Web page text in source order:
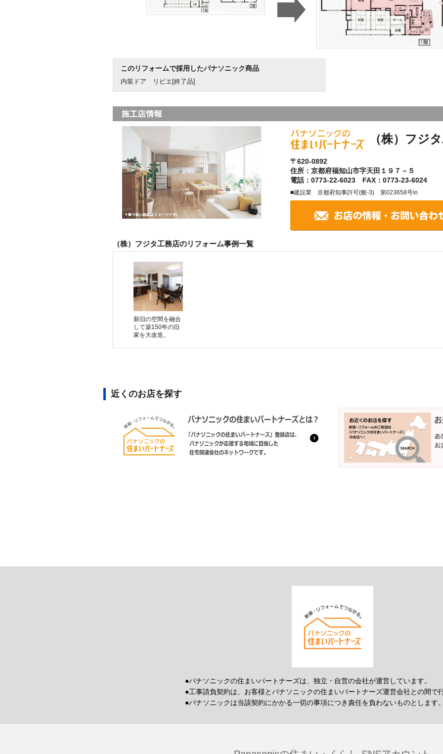
このリフォームで採用したパナソニック商品
内装ドア リビエ[終了品]
（株）フジ
〒620-0892
住所：京都府福知山市字天田１９７－５
電話：0773-22-6023 FAX：0773-23-6024
■建設業 京都府知事許可(般-3) 第023658号\n
（株）フジタ工務店のリフォーム事例一覧
新旧の空間を融合
して築150年の旧
家を大改造。
近くのお店を探す
●パナソニックの住まいパートナーズは、独立・自営の会社が運営しています。
●工事請負契約は、お客様とパナソニックの住まいパートナーズ運営会社との間で
●パナソニックは当該契約にかかる一切の事項につき責任を負わないものとします